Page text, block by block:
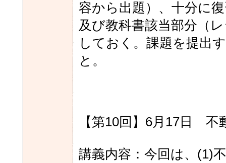
容から出題）、十分に
及び教科書該当部分（
しておく。課題を提出
と。
【第10回】6月17日 不
講義内容：今回は、(1)